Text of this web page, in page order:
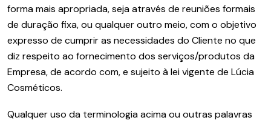
forma mais apropriada, seja através de reuniões formais
de duração fixa, ou qualquer outro meio, com o objetivo
expresso de cumprir as necessidades do Cliente no que
diz respeito ao fornecimento dos serviços/produtos da
Empresa, de acordo com, e sujeito à lei vigente de Lúcia
Cosméticos.
Qualquer uso da terminologia acima ou outras palavras